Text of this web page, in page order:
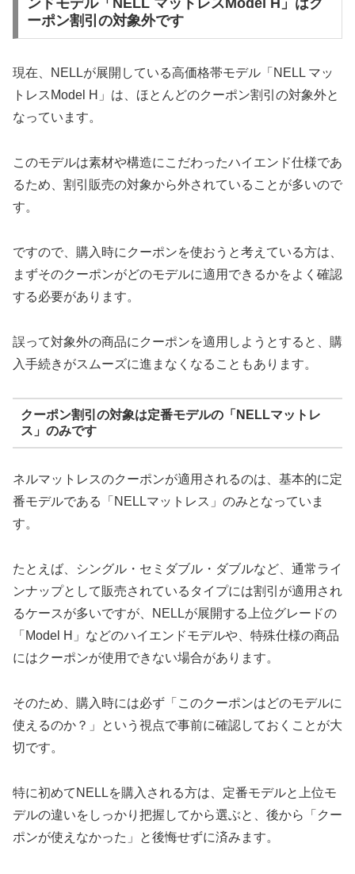
ンドモデル「NELL マットレスModel H」はク
ーポン割引の対象外です
現在、NELLが展開している高価格帯モデル「NELL マッ
トレスModel H」は、ほとんどのクーポン割引の対象外と
なっています。
このモデルは素材や構造にこだわったハイエンド仕様であ
るため、割引販売の対象から外されていることが多いので
す。
ですので、購入時にクーポンを使おうと考えている方は、
まずそのクーポンがどのモデルに適用できるかをよく確認
する必要があります。
誤って対象外の商品にクーポンを適用しようとすると、購
入手続きがスムーズに進まなくなることもあります。
クーポン割引の対象は定番モデルの「NELLマットレ
ス」のみです
ネルマットレスのクーポンが適用されるのは、基本的に定
番モデルである「NELLマットレス」のみとなっていま
す。
たとえば、シングル・セミダブル・ダブルなど、通常ライ
ンナップとして販売されているタイプには割引が適用され
るケースが多いですが、NELLが展開する上位グレードの
「Model H」などのハイエンドモデルや、特殊仕様の商品
にはクーポンが使用できない場合があります。
そのため、購入時には必ず「このクーポンはどのモデルに
使えるのか？」という視点で事前に確認しておくことが大
切です。
特に初めてNELLを購入される方は、定番モデルと上位モ
デルの違いをしっかり把握してから選ぶと、後から「クー
ポンが使えなかった」と後悔せずに済みます。